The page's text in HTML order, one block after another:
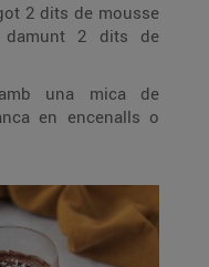
2 dits de mousse
2 dits de
una mica de
en encenalls o